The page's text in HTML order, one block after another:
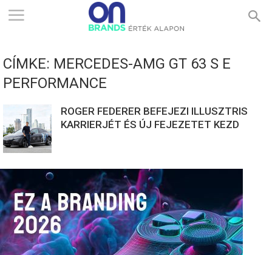
ONBRANDS
ÉRTÉK
ALAPON
CÍMKE: MERCEDES-AMG GT 63 S E
PERFORMANCE
ROGER FEDERER BEFEJEZI ILLUSZTRIS
KARRIERJÉT ÉS ÚJ FEJEZETET KEZD